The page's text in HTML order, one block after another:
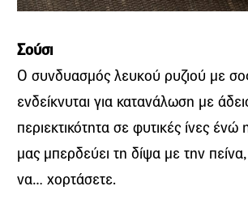
Σούσι
Ο συνδυασμός λευκού ρυζιού με
ενδείκνυται για κατανάλωση με
περιεκτικότητα σε φυτικές ίνες
μας μπερδεύει τη δίψα με την
να… χορτάσετε.